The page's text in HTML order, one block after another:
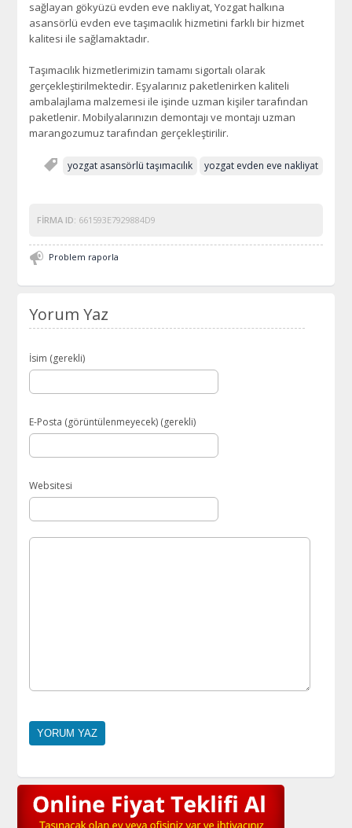
sağlayan gökyüzü evden eve nakliyat, Yozgat halkına
asansörlü evden eve taşımacılık hizmetini farklı bir hizmet
kalitesi ile sağlamaktadır.
Taşımacılık hizmetlerimizin tamamı sigortalı olarak
gerçekleştirilmektedir. Eşyalarınız paketlenirken kaliteli
ambalajlama malzemesi ile işinde uzman kişiler tarafından
paketlenir. Mobilyalarınızın demontajı ve montajı uzman
marangozumuz tarafından gerçekleştirilir.
yozgat asansörlü taşımacılık yozgat evden eve nakliyat
FIRMA ID: 661593E7929884D9
Problem raporla
Yorum Yaz
İsim (gerekli)
E-Posta (görüntülenmeyecek) (gerekli)
Websitesi